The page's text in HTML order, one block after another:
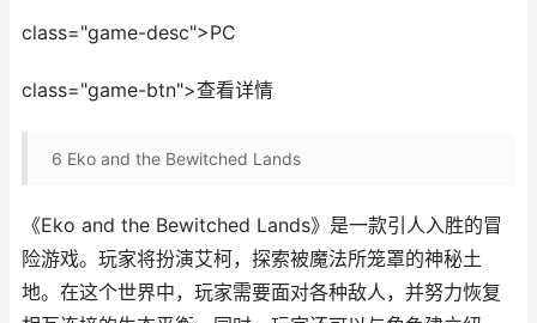
class="game-desc">PC
class="game-btn">查看详情
6 Eko and the Bewitched Lands
《Eko and the Bewitched Lands》是一款引人入胜的冒
险游戏。玩家将扮演艾柯，探索被魔法所笼罩的神秘土
地。在这个世界中，玩家需要面对各种敌人，并努力恢复